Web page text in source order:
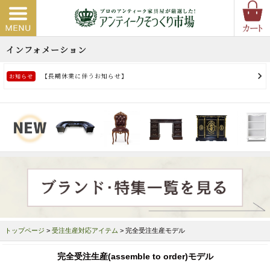
トップページ > 受注生産対応アイテム > 完全受注生産モデル
完全受注生産(assemble to order)モデル